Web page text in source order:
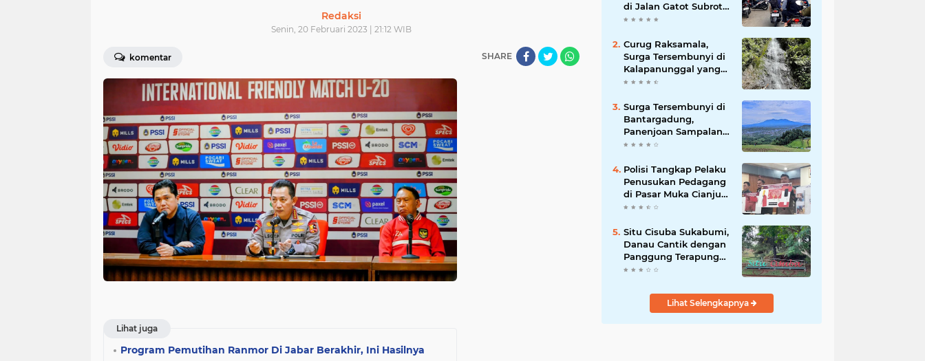
Redaksi
Senin, 20 Februari 2023 | 21:12 WIB
komentar SHARE
Lihat juga
Program Pemutihan Ranmor Di Jabar Berakhir, Ini Hasilnya
di Jalan Gatot Subroto
Bandung, Kemacetan
Mengkhawatirkan
Curug Raksamala,
Surga Tersembunyi di
Kalapanunggal yang
Siap Menjadi Ikon
Kabupaten Sukabumi
Surga Tersembunyi di
Bantargadung,
Panenjoan Sampalan
Bersiap Menjadi
Baru Sukabumi
Polisi Tangkap Pelaku
Penusukan Pedagang
di Pasar Muka Cianjur,
Terancam 15 Tahun
Situ Cisuba Sukabumi,
Danau Cantik dengan
Panggung Terapung
yang Cocok Jadi
Pekan
Lihat Selengkapnya